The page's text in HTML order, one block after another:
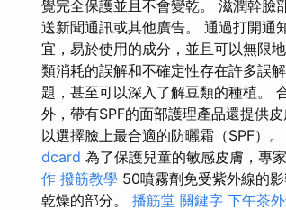
覺完全保護並且不會變乾。 滋潤幹臉
送新聞通訊或其他廣告。 通過打開通
宜，易於使用的成分，並且可以無限
類消耗的誤解和不確定性存在許多誤
題，甚至可以深入了解豆類的種植。
外，帶有SPF的面部護理產品還提供皮
以選擇臉上最合適的防曬霜（SPF）。
dcard 為了保護兒童的敏感皮膚，專
作 撥筋教學 50噴霧劑免受紫外線的
乾燥的部分。 播筋堂 關鍵字 下午茶